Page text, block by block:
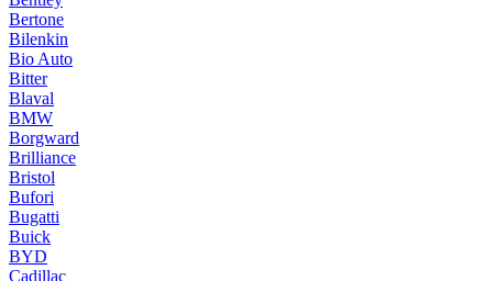
Bertone
Bilenkin
Bio Auto
Bitter
Blaval
BMW
Borgward
Brilliance
Bristol
Bufori
Bugatti
Buick
BYD
Cadillac